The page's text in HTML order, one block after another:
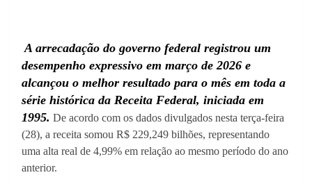
A arrecadação do governo federal registrou um
desempenho expressivo em março de 2026 e
alcançou o melhor resultado para o mês em toda a
série histórica da Receita Federal, iniciada em
1995. De acordo com os dados divulgados nesta terça-feira
(28), a receita somou R$ 229,249 bilhões, representando
uma alta real de 4,99% em relação ao mesmo período do ano
anterior.